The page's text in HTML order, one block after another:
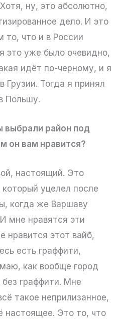
ну, это абсолютно,
дело. И это
то, что и в России
это уже было очевидно,
идёт по-черному, и я
Грузии. Тогда я принял
Польшу.
выбрали район под
он вам нравится?
настоящий. Это
уцелел после
когда же Варшаву
мне нравятся эти
нравится этот вайб,
есть граффити,
как вообще город
граффити. Мне
такое неприлизанное,
настоящее. Это то, что